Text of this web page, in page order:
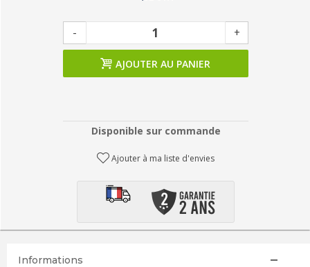
- +
AJOUTER AU PANIER
Disponible sur commande
Ajouter à ma liste d'envies
Informations